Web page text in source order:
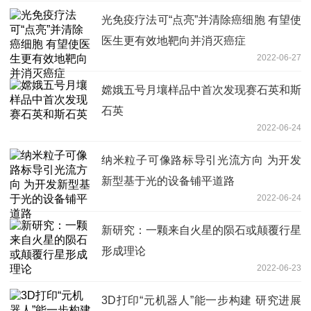
光免疫疗法可“点亮”并清除癌细胞 有望使
医生更有效地靶向并消灭癌症
2022-06-27
嫦娥五号月壤样品中首次发现赛石英和斯
石英
2022-06-24
纳米粒子可像路标导引光流方向 为开发
新型基于光的设备铺平道路
2022-06-24
新研究：一颗来自火星的陨石或颠覆行星
形成理论
2022-06-23
3D打印“元机器人”能一步构建 研究进展